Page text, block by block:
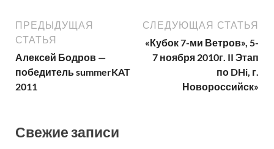
ПРЕДЫДУЩАЯ
СТАТЬЯ
Алексей Бодров —
победитель summerKAT
2011
СЛЕДУЮЩАЯ СТАТЬЯ
«Кубок 7-ми Ветров», 5-
7 ноября 2010г. II Этап
по DHi, г.
Новороссийск»
Свежие записи